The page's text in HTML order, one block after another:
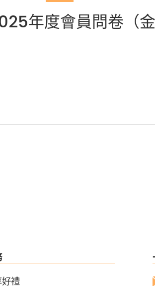
年度會員問卷（金
好禮